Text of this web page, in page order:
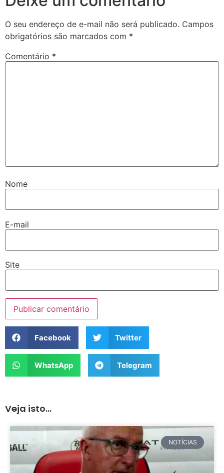
O seu endereço de e-mail não será publicado. Campos
obrigatórios são marcados com *
Comentário *
Nome
E-mail
Site
Facebook Twitter
WhatsApp Telegram
Veja isto...
NOTÍCIAS